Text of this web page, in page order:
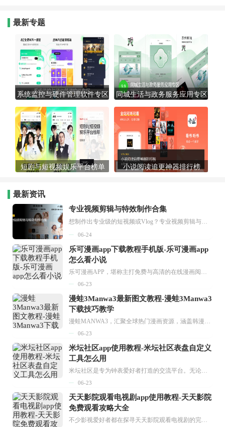
最新专题
系统监控与硬件管理软件专区 同城生活与政务服务应用专区
短剧与短视频娱乐平台榜单 小说阅读追更神器排行榜
最新资讯
专业视频剪辑与特效制作合集
想制作出专业级的短视频或Vlog？专业视频剪辑与特效制作大全专题为你提供了从剪辑、抠像到特效包装的全套解决方案。无论是添加炫酷的片头、进行精准的视频抠图，还是制...
06-24
乐可漫画app下载教程手机版-乐可漫画app
怎么看小说
06-23
漫蛙3Manwa3最新图文教程-漫蛙3Manwa3
下载技巧教学
06-23
米坛社区app使用教程-米坛社区表盘自定义
工具怎么用
06-23
天天影院观看电视剧app使用教程-天天影院
免费观看攻略大全